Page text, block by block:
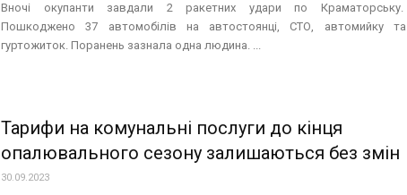
Вночі окупанти завдали 2 ракетних удари по Краматорську.
Пошкоджено 37 автомобілів на автостоянці, СТО, автомийку та
гуртожиток. Поранень зазнала одна людина. ...
Тарифи на комунальні послуги до кінця
опалювального сезону залишаються без змін
30.09.2023